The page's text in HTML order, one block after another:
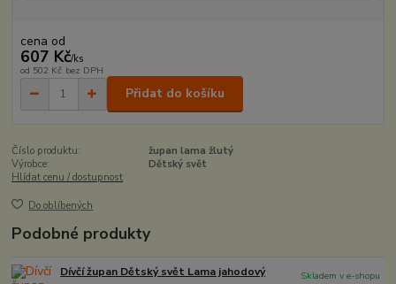
cena od
607 Kč/ks
od 502 Kč bez DPH
Přidat do košíku
Číslo produktu:
župan lama žlutý
Výrobce:
Dětský svět
Hlídat cenu / dostupnost
Do oblíbených
Podobné produkty
Dívčí župan Dětský svět Lama jahodový
Skladem v e-shopu